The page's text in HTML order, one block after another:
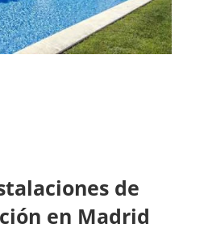
de
en Madrid